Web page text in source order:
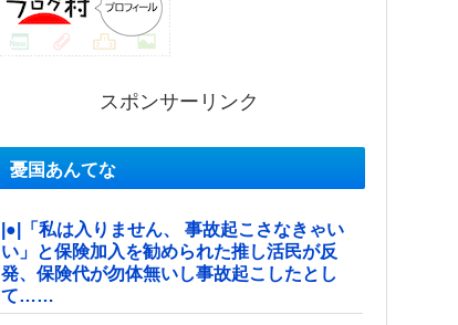
スポンサーリンク
憂国あんてな
|●|「私は入りません、 事故起こさなきゃい
い」と保険加入を勧められた推し活民が反
発、保険代が勿体無いし事故起こしたとし
て……